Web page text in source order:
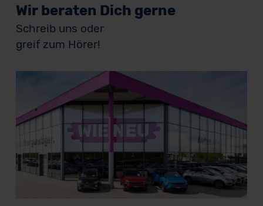
Wir beraten Dich gerne
Schreib uns oder
greif zum Hörer!